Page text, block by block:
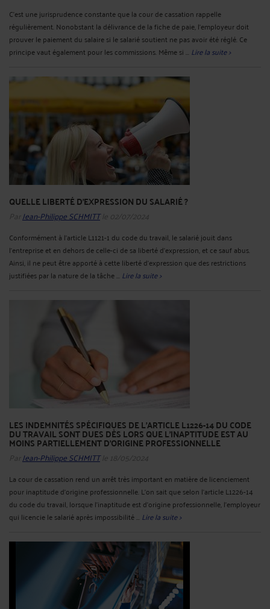
C’est une jurisprudence constante que la cour de cassation rappelle
régulièrement. Nonobstant la délivrance de la fiche de paie, l’employeur doit
prouver le paiement du salaire si le salarié soutient ne pas avoir été réglé. Ce
principe vaut également pour les commissions. Même si ... Lire la suite >
QUELLE LIBERTÉ D'EXPRESSION DU SALARIÉ ?
Par Jean-Philippe SCHMITTle 02/07/2024
Conformément à l'article L1121-1 du code du travail, le salarié jouit dans
l'entreprise et en dehors de celle-ci de sa liberté d'expression, et ce sauf abus.
Ainsi, il ne peut être apporté à cette liberté d’expression que des restrictions
justifiées par la nature de la tâche ... Lire la suite >
LES INDEMNITÉS SPÉCIFIQUES DE L'ARTICLE L1226-14 DU CODE
DU TRAVAIL SONT DUES DÈS LORS QUE L'INAPTITUDE EST AU
MOINS PARTIELLEMENT D'ORIGINE PROFESSIONNELLE
Par Jean-Philippe SCHMITTle 18/05/2024
La cour de cassation rend un arrêt très important en matière de licenciement
pour inaptitude d’origine professionnelle. L’on sait que selon l’article L1226-14
du code du travail, lorsque l’inaptitude est d’origine professionnelle, l’employeur
qui licencie le salarié après impossibilité ... Lire la suite >